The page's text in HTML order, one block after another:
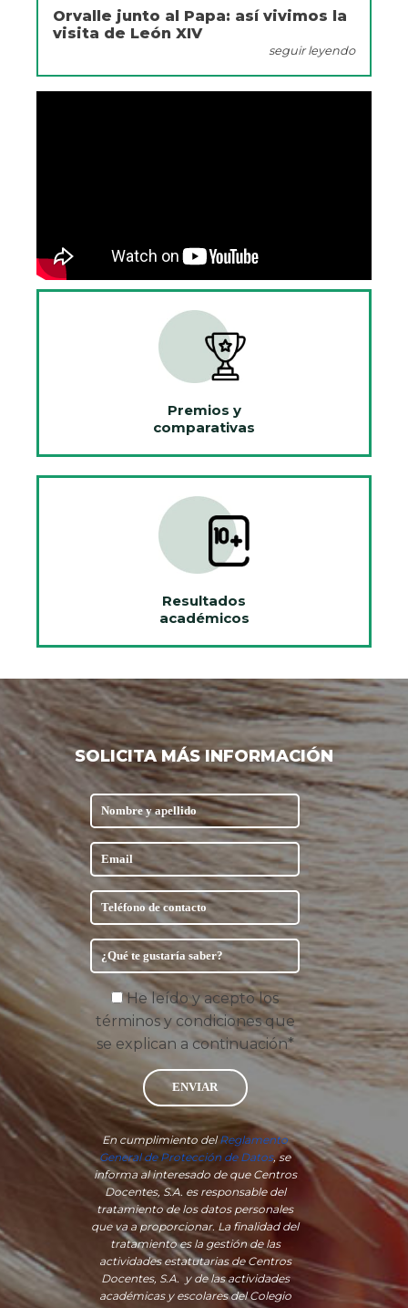
Orvalle junto al Papa: así vivimos la
visita de León XIV
seguir leyendo
Premios y
comparativas
Resultados
académicos
SOLICITA MÁS INFORMACIÓN
He leído y acepto los
términos y condiciones que
se explican a continuación*
ENVIAR
En cumplimiento delReglamento
General de Protección de Datos, se
informa al interesado de que Centros
Docentes, S.A. es responsable del
tratamiento de los datos personales
que va a proporcionar. La finalidad del
tratamiento es la gestión de las
actividades estatutarias de Centros
Docentes, S.A. y de las actividades
académicas y escolares del Colegio